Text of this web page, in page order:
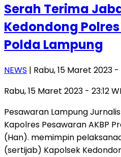
Serah Terima
Kedondong
Polda Lampung
NEWS | Rabu, 15 Maret 2023 -
Rabu, 15 Maret 2023 - 23:12
Pesawaran Lampung
Kapolres Pesawaran AKBP
(Han). memimpin
(sertijab) Kapolsek